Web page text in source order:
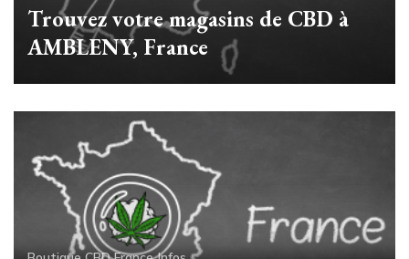
Trouvez votre magasins de CBD à
AMBLENY, France